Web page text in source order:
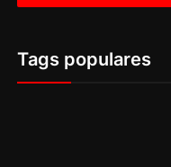
Tags populares